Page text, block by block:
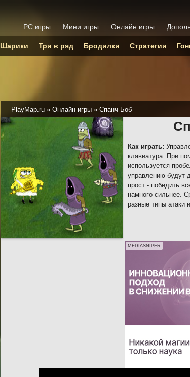
PlayMap.ru » Онлайн игры » Спанч Боб
Как играть:
клавиатура. При
используется
управлению будут
прост - победить
намного сильнее.
разные типы атаки
MEDIASNIPER
PC игры Мини игры Онлайн игры
Шарики Три в ряд Бродилки Стратегии